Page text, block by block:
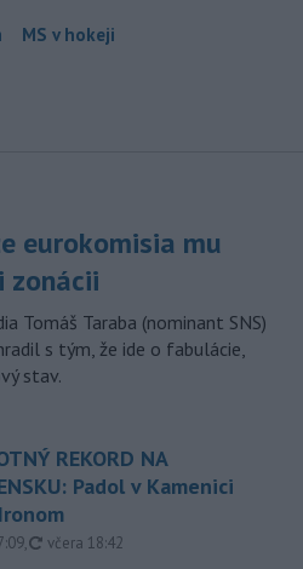
MS v hokeji
eurokomisia mu
zonácii
Tomáš Taraba (nominant SNS)
s tým, že ide o fabulácie,
stav.
REKORD NA
Padol v Kamenici
, aktualizované
včera 18:42